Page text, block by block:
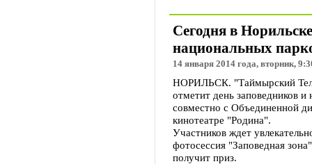
Сегодня в
национальных
14 января 2014 года, вторник,
НОРИЛЬСК. "Таймырский
отметит день заповедников
совместно с Объединенной
кинотеатре "Родина".
Участников ждет
фотосессия "Заповедная
получит приз.